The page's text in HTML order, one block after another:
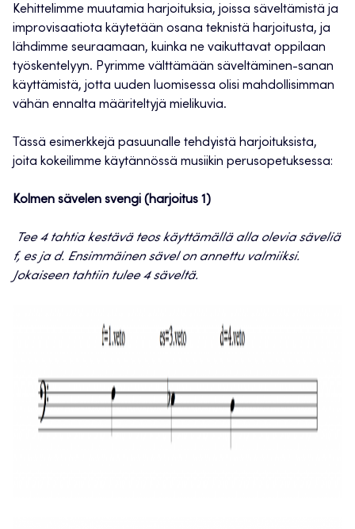
Kehittelimme muutamia harjoituksia, joissa säveltämistä ja
improvisaatiota käytetään osana teknistä harjoitusta, ja
lähdimme seuraamaan, kuinka ne vaikuttavat oppilaan
työskentelyyn. Pyrimme välttämään säveltäminen-sanan
käyttämistä, jotta uuden luomisessa olisi mahdollisimman
vähän ennalta määriteltyjä mielikuvia.
Tässä esimerkkejä pasuunalle tehdyistä harjoituksista,
joita kokeilimme käytännössä musiikin perusopetuksessa:
Kolmen sävelen svengi (harjoitus 1)
Tee 4 tahtia kestävä teos käyttämällä alla olevia säveliä
f, es ja d. Ensimmäinen sävel on annettu valmiiksi.
Jokaiseen tahtiin tulee 4 säveltä.